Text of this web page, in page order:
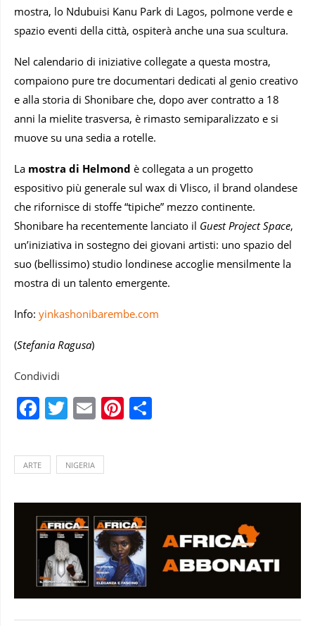
mostra, lo Ndubuisi Kanu Park di Lagos, polmone verde e
spazio eventi della città, ospiterà anche una sua scultura.
Nel calendario di iniziative collegate a questa mostra,
compaiono pure tre documentari dedicati al genio creativo
e alla storia di Shonibare che, dopo aver contratto a 18
anni la mielite trasversa, è rimasto semiparalizzato e si
muove su una sedia a rotelle.
La mostra di Helmond è collegata a un progetto
espositivo più generale sul wax di Vlisco, il brand olandese
che rifornisce di stoffe “tipiche” mezzo continente.
Shonibare ha recentemente lanciato il Guest Project Space,
un’iniziativa in sostegno dei giovani artisti: uno spazio del
suo (bellissimo) studio londinese accoglie mensilmente la
mostra di un talento emergente.
Info: yinkashonibarembe.com
(Stefania Ragusa)
Condividi
Facebook
Twitter
EmailPinterest
ARTE NIGERIA